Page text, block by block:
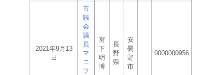
2021年9月13
日
市
議
会
議
員
マ
ニ
フ
宮
下
明
博
長
野
県
安
曇
野
市
0000000956